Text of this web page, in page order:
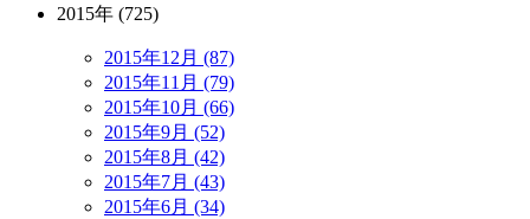
2015年 (725)
2015年12月 (87)
2015年11月 (79)
2015年10月 (66)
2015年9月 (52)
2015年8月 (42)
2015年7月 (43)
2015年6月 (34)